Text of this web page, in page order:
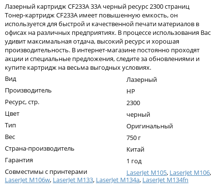
Kyocera
Lexmark
OKI
Panasonic
Ricoh
Samsung
Sharp
Для франкировальной машины
Ленточные картриджи
Лазерный картридж CF233A 33A черный ресурс 2300 страниц
Тонер-картридж CF233A имеет повышенную емкость, он
используется для быстрой и качественной печати материалов в
офисах на различных предприятиях. В процессе использования Вас
удивит максимальная отдача, высокий ресурс и хорошая
производительность. В интернет-магазине постоянно проходят
акции и специальные предложения, следите за обновлениями и
купите картридж на весьма выгодных условиях.
Вид
Лазерный
Производитель
HP
Ресурс, стр.
2300
Цвет
черный
Тип
Оригинальный
Вес
750 г
Страна-производитель
Китай
Гарантия
1 год
Совместимы с принтерами
LaserJet M105, LaserJet M106,
LaserJet M106w, LaserJet M133, LaserJet M134a, LaserJet M134fn